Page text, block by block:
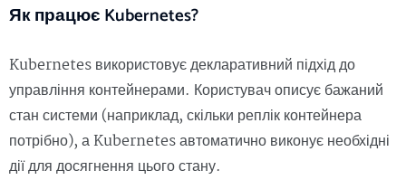
Як працює Kubernetes?
Kubernetes використовує декларативний підхід до
управління контейнерами. Користувач описує бажаний
стан системи (наприклад, скільки реплік контейнера
потрібно), а Kubernetes автоматично виконує необхідні
дії для досягнення цього стану.